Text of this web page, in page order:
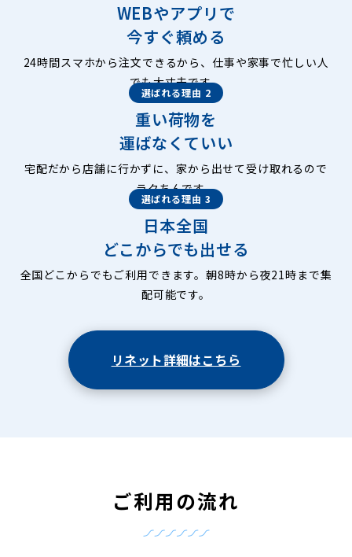
WEBやアプリで
今すぐ頼める
24時間スマホから注文できるから、仕事や家事で忙しい人
でも大丈夫です。
選ばれる理由 2
重い荷物を
運ばなくていい
宅配だから店舗に行かずに、家から出せて受け取れるので
ラクちんです。
選ばれる理由 3
日本全国
どこからでも出せる
全国どこからでもご利用できます。朝8時から夜21時まで集
配可能です。
リネット詳細はこちら
ご利用の流れ